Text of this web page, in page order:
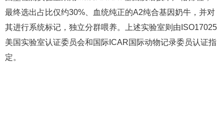
最终选出占比仅约30%、血统纯正的A2纯合基因奶牛，并对
其进行系统标记，独立分群喂养。上述实验室则由ISO17025
美国实验室认证委员会和国际ICAR国际动物记录委员认证指
定。